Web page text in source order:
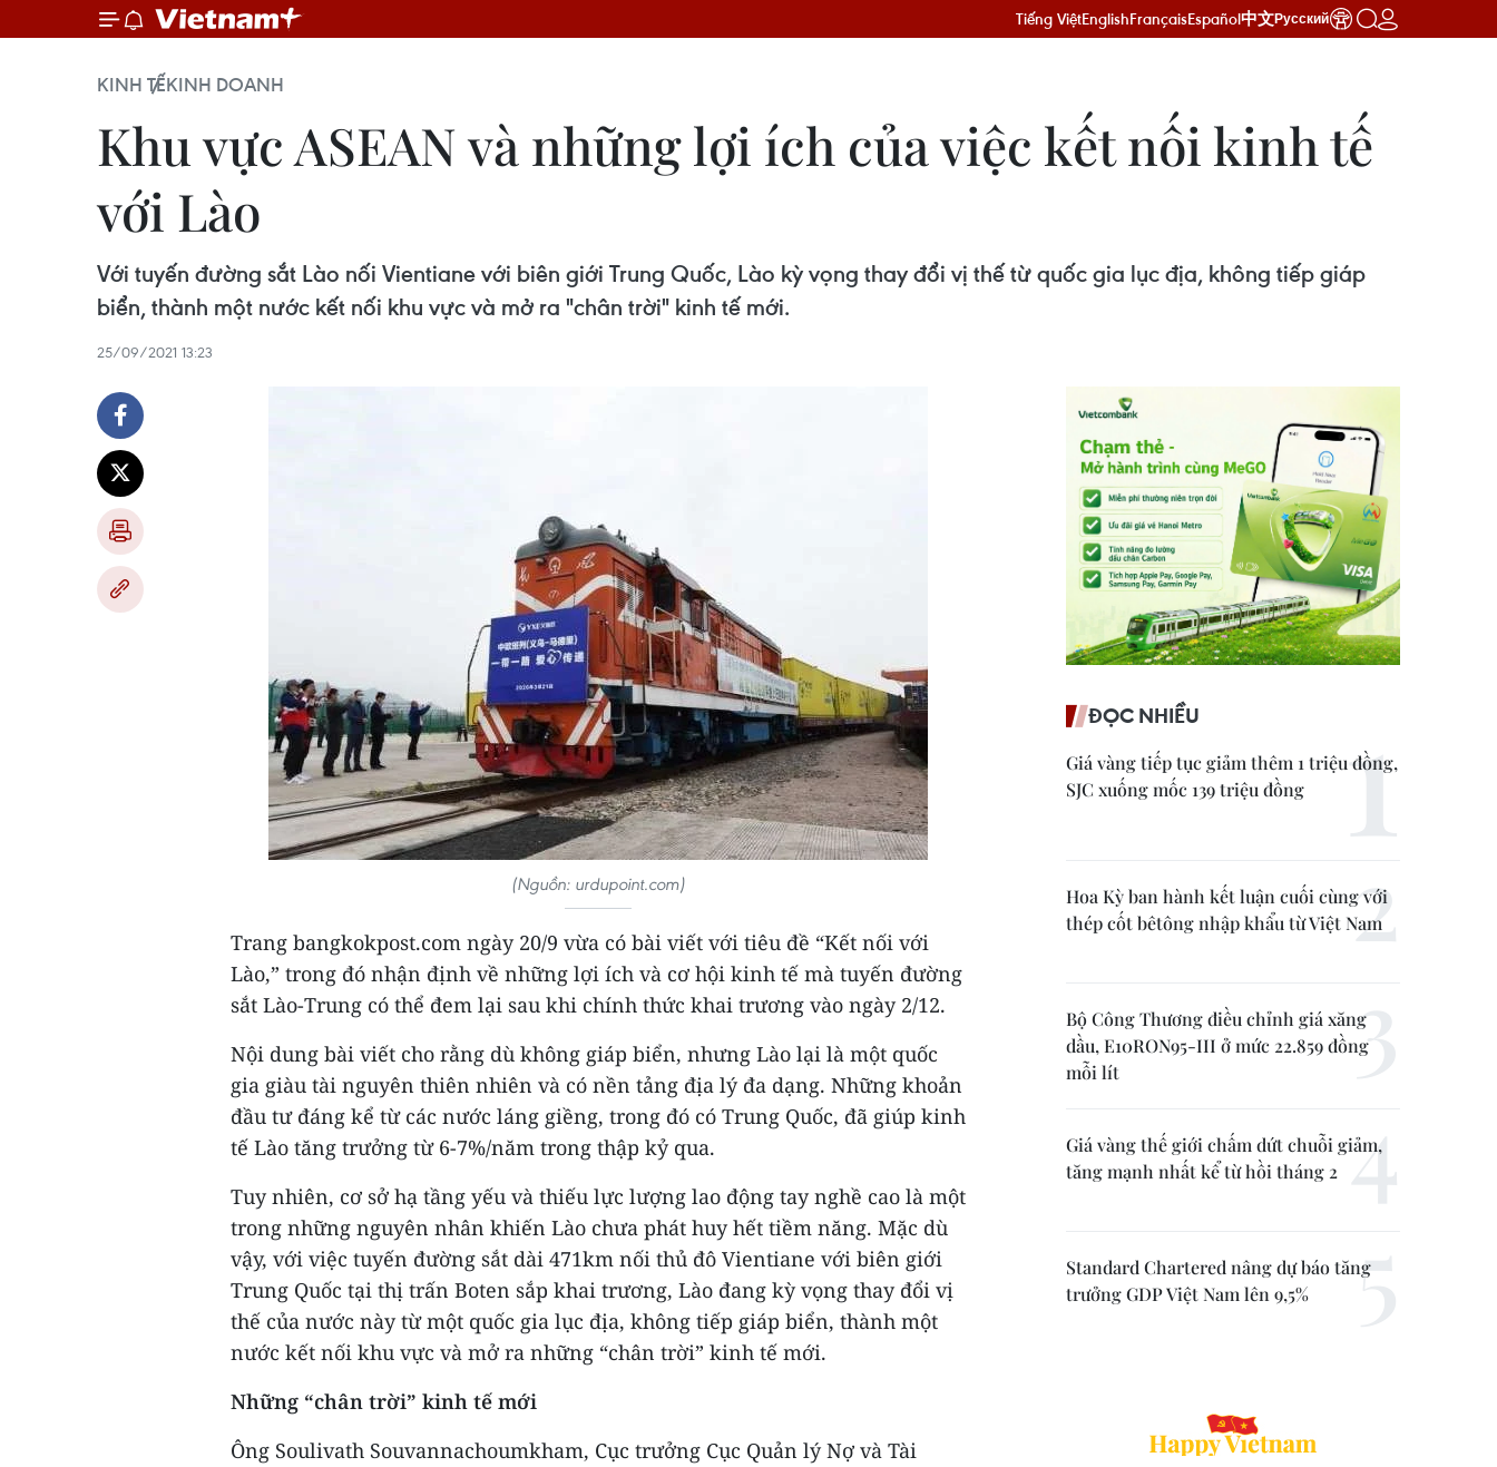
Tiếng ViệtEnglishFrançaisEspañol中文Русский
KINH TẾKINH DOANH
Khu vực ASEAN và những lợi ích của việc kết nối kinh tế
với Lào
Với tuyến đường sắt Lào nối Vientiane với biên giới Trung Quốc, Lào kỳ vọng thay đổi vị thế từ quốc gia lục địa, không tiếp giáp
biển, thành một nước kết nối khu vực và mở ra "chân trời" kinh tế mới.
25/09/2021 13:23
(Nguồn: urdupoint.com)
Trang bangkokpost.com ngày 20/9 vừa có bài viết với tiêu đề “Kết nối với
Lào,” trong đó nhận định về những lợi ích và cơ hội kinh tế mà tuyến đường
sắt Lào-Trung có thể đem lại sau khi chính thức khai trương vào ngày 2/12.
Nội dung bài viết cho rằng dù không giáp biển, nhưng Lào lại là một quốc
gia giàu tài nguyên thiên nhiên và có nền tảng địa lý đa dạng. Những khoản
đầu tư đáng kể từ các nước láng giềng, trong đó có Trung Quốc, đã giúp kinh
tế Lào tăng trưởng từ 6-7%/năm trong thập kỷ qua.
Tuy nhiên, cơ sở hạ tầng yếu và thiếu lực lượng lao động tay nghề cao là một
trong những nguyên nhân khiến Lào chưa phát huy hết tiềm năng. Mặc dù
vậy, với việc tuyến đường sắt dài 471km nối thủ đô Vientiane với biên giới
Trung Quốc tại thị trấn Boten sắp khai trương, Lào đang kỳ vọng thay đổi vị
thế của nước này từ một quốc gia lục địa, không tiếp giáp biển, thành một
nước kết nối khu vực và mở ra những “chân trời” kinh tế mới.
Những “chân trời” kinh tế mới
Ông Soulivath Souvannachoumkham, Cục trưởng Cục Quản lý Nợ và Tài
ĐỌC NHIỀU
Giá vàng tiếp tục giảm thêm 1 triệu đồng,
SJC xuống mốc 139 triệu đồng
Hoa Kỳ ban hành kết luận cuối cùng với
thép cốt bêtông nhập khẩu từ Việt Nam
Bộ Công Thương điều chỉnh giá xăng
dầu, E10RON95-III ở mức 22.859 đồng
mỗi lít
Giá vàng thế giới chấm dứt chuỗi giảm,
tăng mạnh nhất kể từ hồi tháng 2
Standard Chartered nâng dự báo tăng
trưởng GDP Việt Nam lên 9,5%